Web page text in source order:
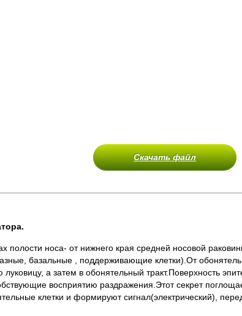
Скачать файл
полости носа- от нижнего края средней носовой
базальные , поддерживающие клетки).От
луковицу, а затем в обонятельный тракт.Поверхность
восприятию раздражения.Этот секрет
клетки и формируют сигнал(электрический),